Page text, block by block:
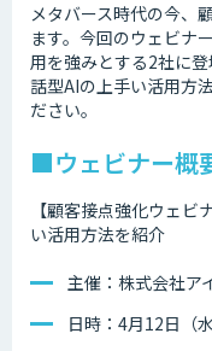
メタバース時代の今、
ます。今回のウェビナ
用を強みとする2社に
話型AIの上手い活用方
ださい。
■ウェビナー概
【顧客接点強化ウェ
い活用方法を紹介
主催：株式会社ア
日時：4月12日（